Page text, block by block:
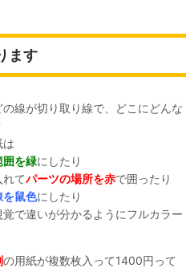
ます
線が切り取り線で、どこにどんな
は
囲を緑にしたり
てパーツの場所を赤で囲ったり
を鼠色にしたり
で違いが分かるようにフルカラー
の用紙が複数枚入って1400円って